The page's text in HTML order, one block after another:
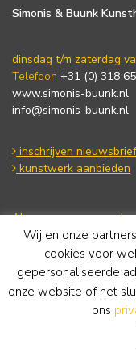
Simonis & Buunk
dinsdag t/m zaterdag
Telefoon +31 (0) 318
www.simonis-buunk.nl
info@simonis-buunk.nl
inschrijven nieuwsbrief
kunstwerk aanbieden
Algemene voorwaarden
Privacy statement
Cookie Policy
Disclaimer
Wij en onze
cookies voor
gepersonaliseerde
onze website of het
ons